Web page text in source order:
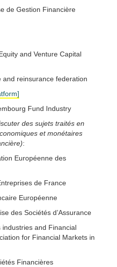
de Gestion Financière
and Venture Capital
and reinsurance federation
Fund Industry
des sujets traités en
et monétaires
:
Européenne des
de France
Européenne
des Sociétés d’Assurance
industries and Financial
for Financial Markets in
Financières